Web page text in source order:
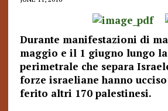
Durante manifestazioni di
maggio e il 1 giugno lungo
perimetrale che separa
forze israeliane hanno
ferito altri 170 palestinesi.